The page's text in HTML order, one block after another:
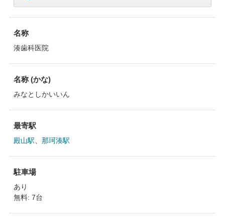
名称
湊歯科医院
名称 (かな)
みなとしかいいん
最寄駅
殿山駅 那珂湊駅
駐車場
あり
無料: 7台